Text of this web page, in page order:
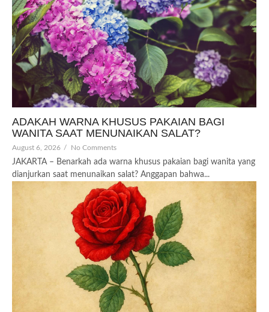
ADAKAH WARNA KHUSUS PAKAIAN BAGI
WANITA SAAT MENUNAIKAN SALAT?
August 6, 2026 / No Comments
JAKARTA – Benarkah ada warna khusus pakaian bagi wanita yang
dianjurkan saat menunaikan salat? Anggapan bahwa...